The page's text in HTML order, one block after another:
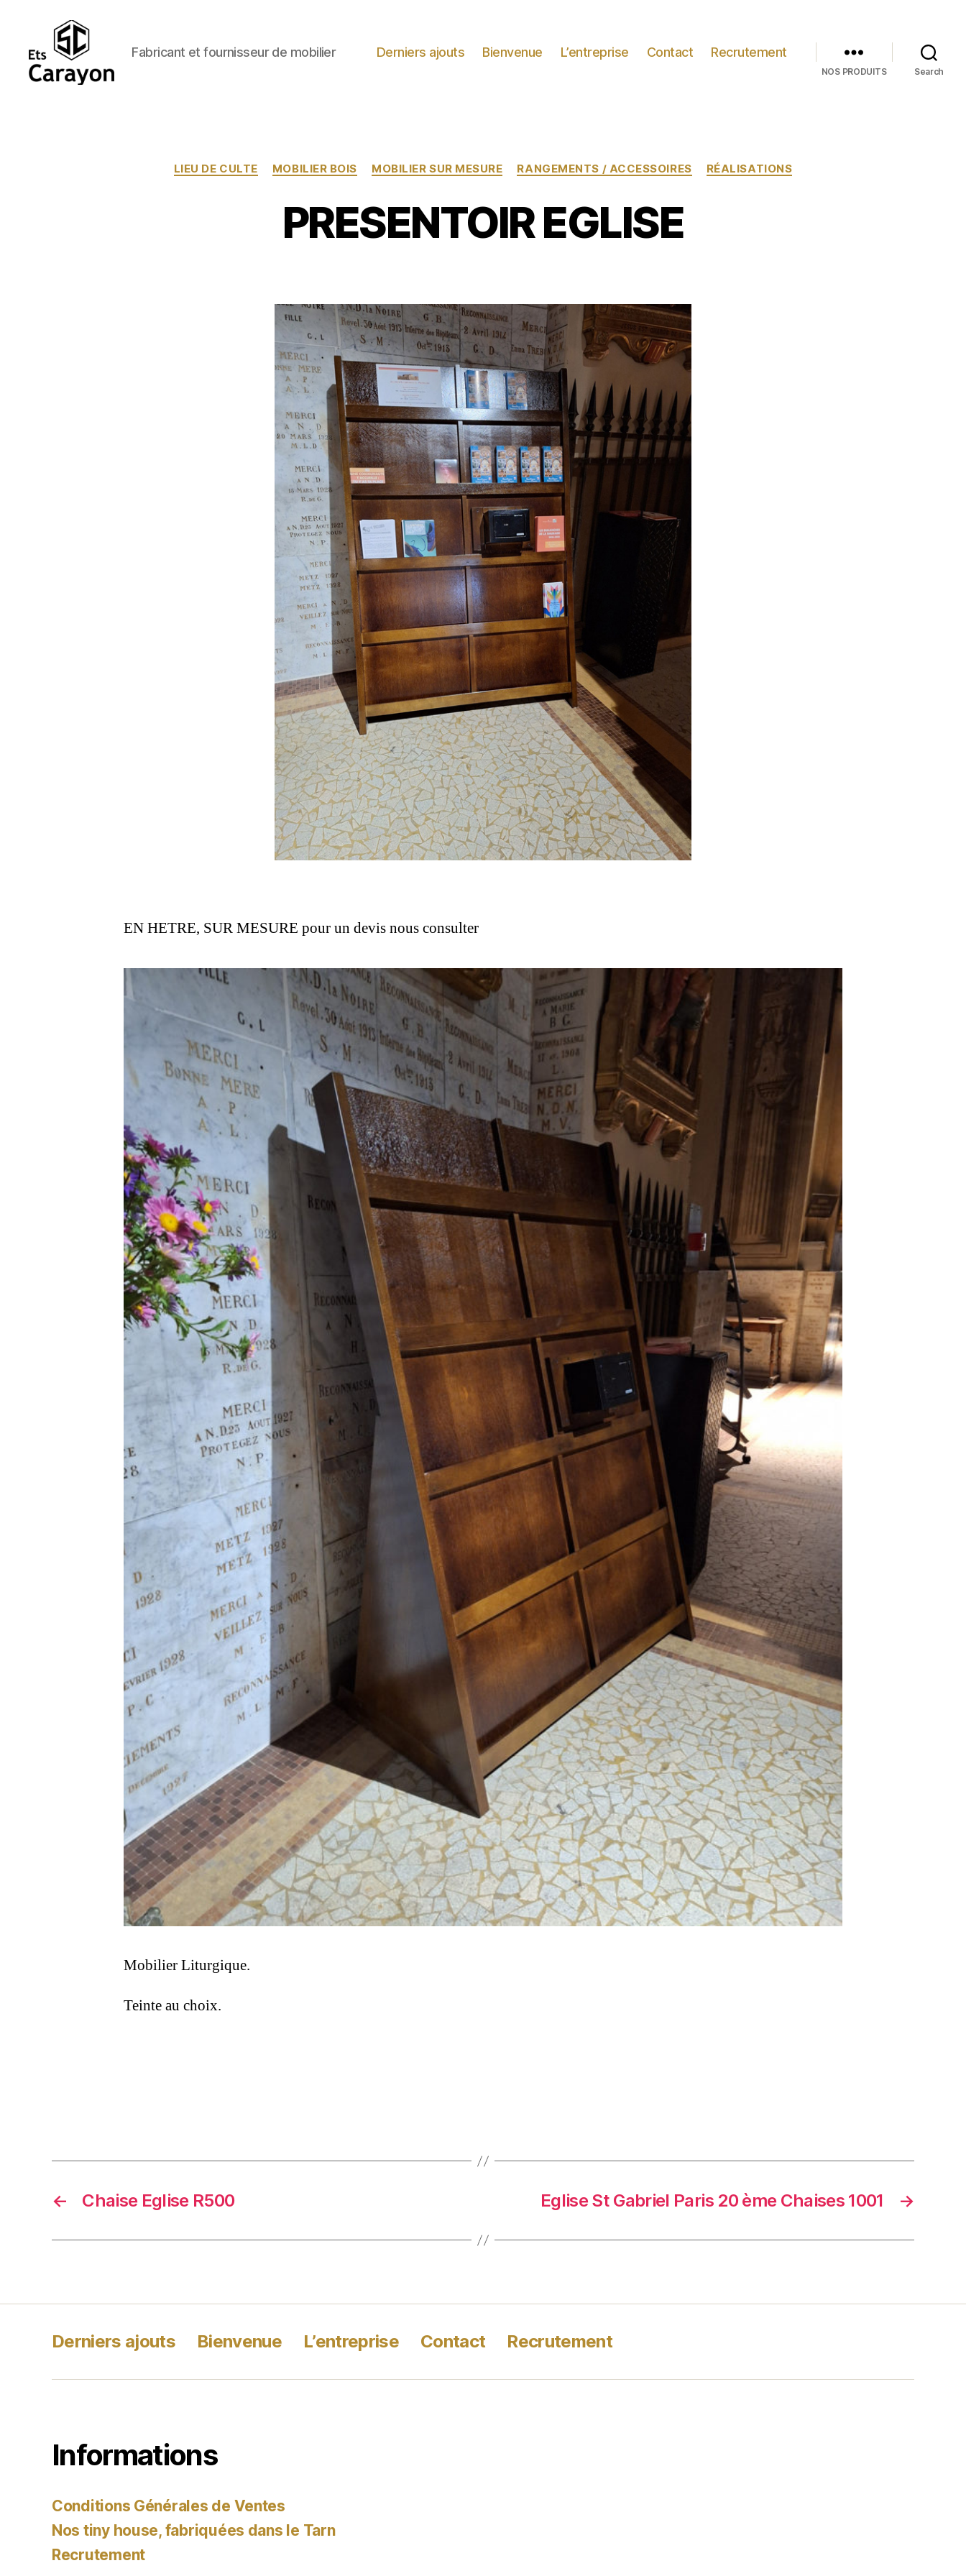
Fabricant et fournisseur de mobilier Derniers ajouts Bienvenue L’entreprise Contact Recrutement
NOS PRODUITS Search
Catégories
LIEU DE CULTE MOBILIER BOIS MOBILIER SUR MESURE RANGEMENTS / ACCESSOIRES RÉALISATIONS
PRESENTOIR EGLISE
EN HETRE, SUR MESURE pour un devis nous consulter
Mobilier Liturgique.
Teinte au choix.
← Chaise Eglise R500 →
Eglise St Gabriel Paris 20 ème Chaises 1001
Derniers ajouts Bienvenue L’entreprise Contact Recrutement
Informations
Conditions Générales de Ventes
Nos tiny house, fabriquées dans le Tarn
Recrutement